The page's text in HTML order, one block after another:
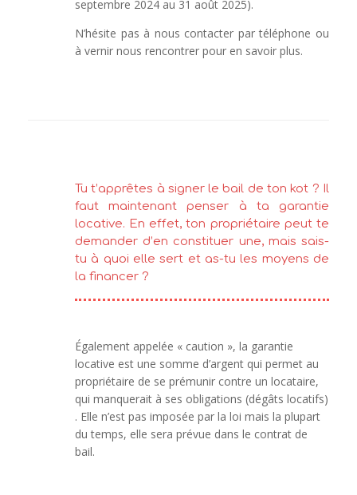
septembre 2024 au 31 août 2025).
N’hésite pas à nous contacter par téléphone ou
à vernir nous rencontrer pour en savoir plus.
Tu t’apprêtes à signer le bail de ton kot ? Il
faut maintenant penser à ta garantie
locative. En effet, ton propriétaire peut te
demander d’en constituer une, mais sais-
tu à quoi elle sert et as-tu les moyens de
la financer ?
Également appelée « caution », la garantie
locative est une somme d’argent qui permet au
propriétaire de se prémunir contre un locataire,
qui manquerait à ses obligations (dégâts locatifs)
. Elle n’est pas imposée par la loi mais la plupart
du temps, elle sera prévue dans le contrat de
bail.